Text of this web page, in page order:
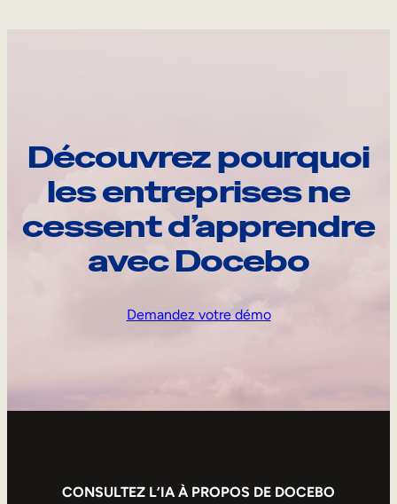
Découvrez pourquoi
les entreprises ne
cessent d’apprendre
avec Docebo
Demandez votre démo
CONSULTEZ L’IA À PROPOS DE DOCEBO